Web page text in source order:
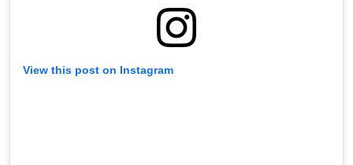
View this post on Instagram